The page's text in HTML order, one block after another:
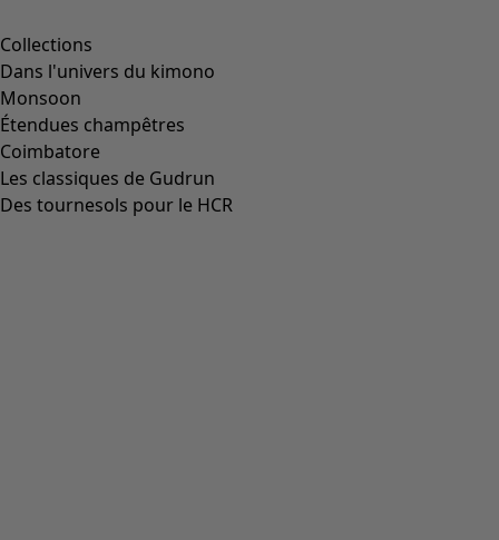
Collections
Dans l'univers du kimono
Monsoon
Étendues champêtres
Coimbatore
Les classiques de Gudrun
Des tournesols pour le HCR